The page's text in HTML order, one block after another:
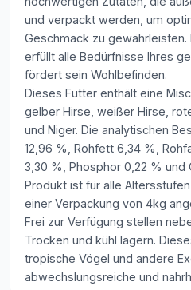
und verpackt werden, um
Geschmack zu
erfüllt alle Bedürfnisse Ihres
fördert sein Wohlbefinden.
Dieses Futter enthält eine
gelber Hirse, weißer Hirse,
und Niger. Die analytischen
12,96 %, Rohfett 6,34 %,
3,30 %, Phosphor 0,22 % und
Produkt ist für alle
einer Verpackung von 4kg
Frei zur Verfügung stellen
Trocken und kühl lagern.
tropische Vögel und andere
abwechslungsreiche und